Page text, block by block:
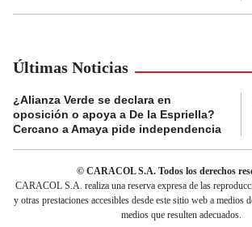
Últimas Noticias
¿Alianza Verde se declara en
oposición o apoya a De la Espriella?
Cercano a Amaya pide independencia
© CARACOL S.A. Todos los derechos
CARACOL S.A. realiza una reserva expresa de las
y otras prestaciones accesibles desde este sitio web a medios
medios que resulten adecuados.